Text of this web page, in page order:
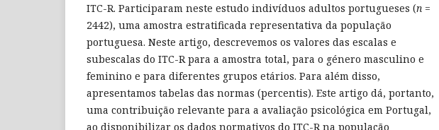
ITC-R. Participaram neste estudo indivíduos adultos portugueses (n =
2442), uma amostra estratificada representativa da população
portuguesa. Neste artigo, descrevemos os valores das escalas e
subescalas do ITC-R para a amostra total, para o género masculino e
feminino e para diferentes grupos etários. Para além disso,
apresentamos tabelas das normas (percentis). Este artigo dá, portanto,
uma contribuição relevante para a avaliação psicológica em Portugal,
ao disponibilizar os dados normativos do ITC-R na população